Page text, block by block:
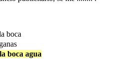
boca
boca agua